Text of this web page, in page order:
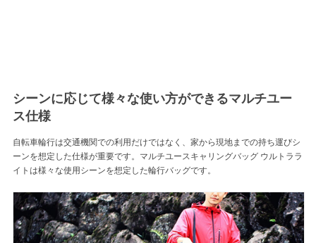
シーンに応じて様々な使い方ができるマルチユー
ス仕様
自転車輪行は交通機関での利用だけではなく、家から現地までの持ち運びシ
ーンを想定した仕様が重要です。マルチユースキャリングバッグ ウルトララ
イトは様々な使用シーンを想定した輪行バッグです。